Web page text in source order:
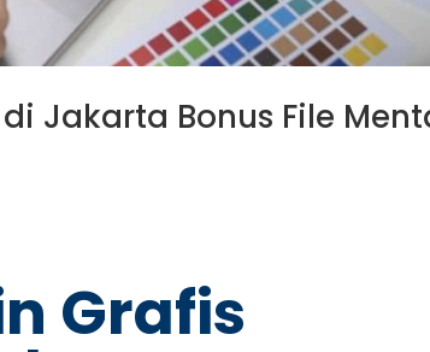
Jakarta Bonus File
Grafis